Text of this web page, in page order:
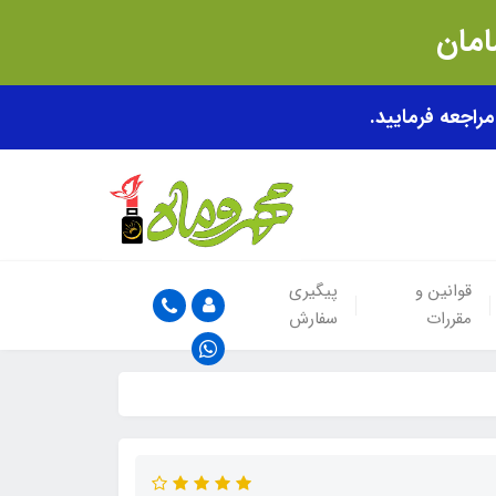
قوانین و
مقررات
پیگیری
سفارش